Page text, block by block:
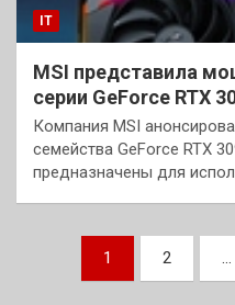
IT
MSI представила
серии GeForce RTX
Компания MSI
семейства GeForce RTX
предназначены для
Пагинация
записей
1 2 …